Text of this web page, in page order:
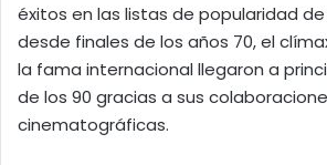
éxitos en las listas de popularidad de
desde finales de los años 70, el
la fama internacional llegaron a
de los 90 gracias a sus
cinematográficas.